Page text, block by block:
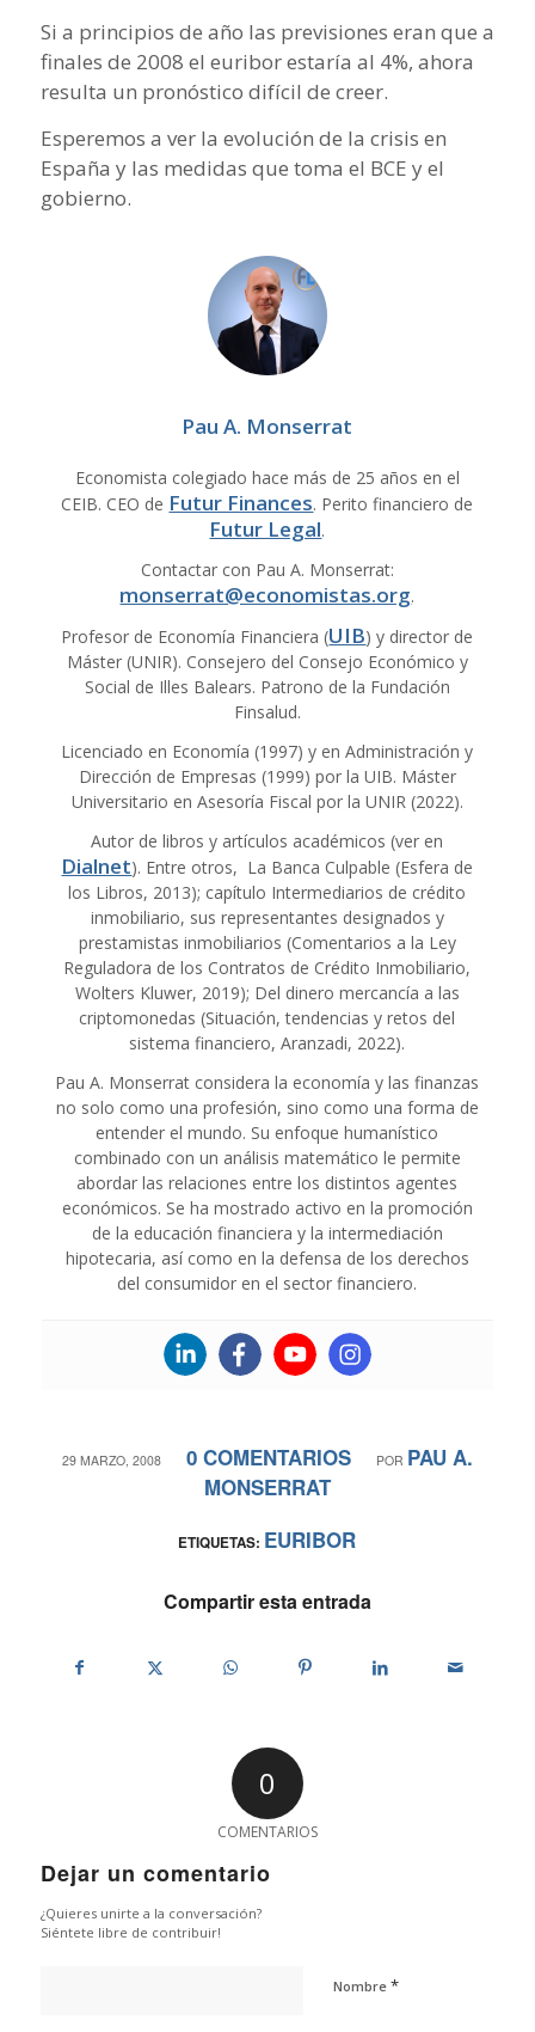
Si a principios de año las previsiones eran que a
finales de 2008 el euribor estaría al 4%, ahora
resulta un pronóstico difícil de creer.
Esperemos a ver la evolución de la crisis en
España y las medidas que toma el BCE y el
gobierno.
Pau A. Monserrat
Economista colegiado hace más de 25 años en el
CEIB. CEO de Futur Finances. Perito financiero de
Futur Legal.
Contactar con Pau A. Monserrat:
monserrat@economistas.org.
Profesor de Economía Financiera (UIB) y director de
Máster (UNIR). Consejero del Consejo Económico y
Social de Illes Balears. Patrono de la Fundación
Finsalud.
Licenciado en Economía (1997) y en Administración y
Dirección de Empresas (1999) por la UIB. Máster
Universitario en Asesoría Fiscal por la UNIR (2022).
Autor de libros y artículos académicos (ver en
Dialnet). Entre otros, La Banca Culpable (Esfera de
los Libros, 2013); capítulo Intermediarios de crédito
inmobiliario, sus representantes designados y
prestamistas inmobiliarios (Comentarios a la Ley
Reguladora de los Contratos de Crédito Inmobiliario,
Wolters Kluwer, 2019); Del dinero mercancía a las
criptomonedas (Situación, tendencias y retos del
sistema financiero, Aranzadi, 2022).
Pau A. Monserrat considera la economía y las finanzas
no solo como una profesión, sino como una forma de
entender el mundo. Su enfoque humanístico
combinado con un análisis matemático le permite
abordar las relaciones entre los distintos agentes
económicos. Se ha mostrado activo en la promoción
de la educación financiera y la intermediación
hipotecaria, así como en la defensa de los derechos
del consumidor en el sector financiero.
29 MARZO, 2008
/ 0 COMENTARIOS
/ POR PAU A.
MONSERRAT
ETIQUETAS: EURIBOR
Compartir esta entrada
0
COMENTARIOS
Dejar un comentario
¿Quieres unirte a la conversación?
Siéntete libre de contribuir!
Nombre *